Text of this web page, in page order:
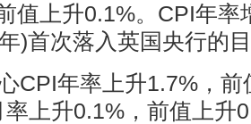
值上升0.1%。CPI年率
)首次落入英国央行的
CPI年率上升1.7%，前
上升0.1%，前值上升